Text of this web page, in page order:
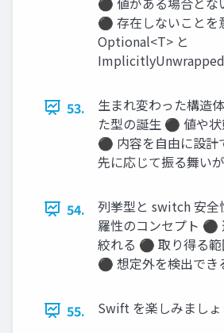
⚫ 存在しないことを
Optional<T> と
53.
生まれ変わった構造
た型の誕生 ⚫ 値や
⚫ 内容を自由に設計
先に応じて振る舞い
54.
列挙型と switch 安全
羅性のコンセプト ⚫
絞れる ⚫ 取り得る
⚫ 想定外を検出でき
55. Swift を楽しみましょ